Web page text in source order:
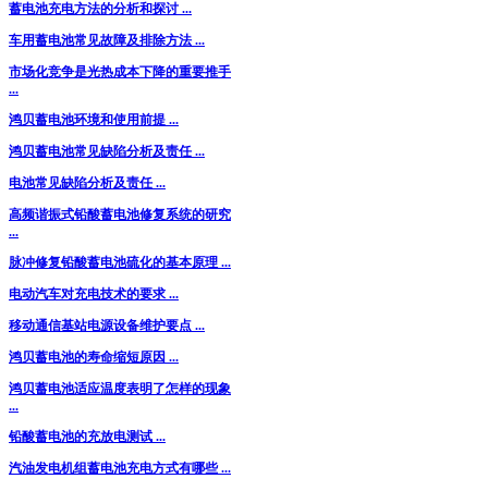
蓄电池充电方法的分析和探讨 ...
车用蓄电池常见故障及排除方法 ...
市场化竞争是光热成本下降的重要推手
...
鸿贝蓄电池环境和使用前提 ...
鸿贝蓄电池常见缺陷分析及责任 ...
电池常见缺陷分析及责任 ...
高频谐振式铅酸蓄电池修复系统的研究
...
脉冲修复铅酸蓄电池硫化的基本原理 ...
电动汽车对充电技术的要求 ...
移动通信基站电源设备维护要点 ...
鸿贝蓄电池的寿命缩短原因 ...
鸿贝蓄电池适应温度表明了怎样的现象
...
铅酸蓄电池的充放电测试 ...
汽油发电机组蓄电池充电方式有哪些 ...